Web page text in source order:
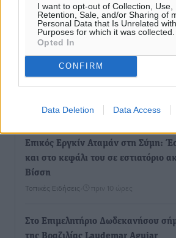
I want to opt-out of Collection, Use,
Retention, Sale, and/or Sharing of
Personal Data that Is Unrelated
Purposes for which it was collected.
Opted In
CONFIRM
Data Deletion Data Access
Έτος – ορόσημο το 2025 για
Ελλάδα
Ειδήσεις• πριν 9 ώρες
Ο.Φ. Ιστρίου: Καρέ ανανεώσεων σε
Αθλητικά• πριν 9 ώρες
Επικός Εργκίν Αταμάν στη Σύμη:
και στο κεφάλι του σε εστιατόριο
Βίσση
Τοπικές Ειδήσεις πριν 10 ώρες
Στο Επιμελητήριο Δωδεκανήσου